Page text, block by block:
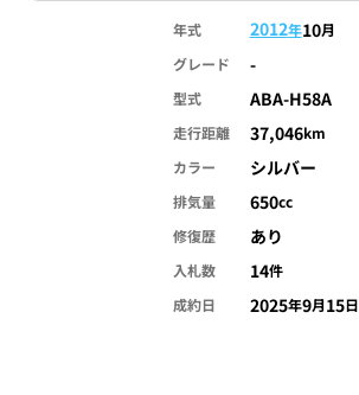
年式 2012年10月
グレード
-
型式 ABA-H58A
走行距離 37,046km
カラー
シルバー
排気量 650cc
修復歴
あり
入札数 14件
成約日
2025年9月15日